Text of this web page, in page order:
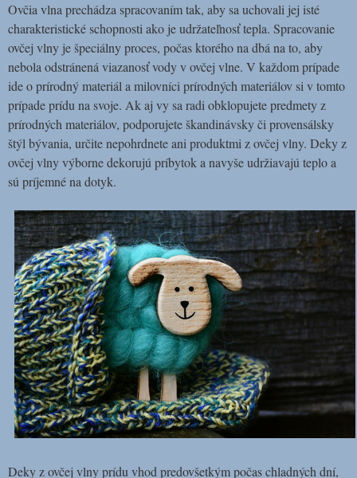
Ovčia vlna prechádza spracovaním tak, aby sa uchovali jej isté
charakteristické schopnosti ako je udržateľnosť tepla. Spracovanie
ovčej vlny je špeciálny proces, počas ktorého na dbá na to, aby
nebola odstránená viazanosť vody v ovčej vlne. V každom prípade
ide o prírodný materiál a milovníci prírodných materiálov si v tomto
prípade prídu na svoje. Ak aj vy sa radi obklopujete predmety z
prírodných materiálov, podporujete škandinávsky či provensálsky
štýl bývania, určite nepohrdnete ani produktmi z ovčej vlny. Deky z
ovčej vlny výborne dekorujú príbytok a navyše udržiavajú teplo a
sú príjemné na dotyk.
Deky z ovčej vlny prídu vhod predovšetkým počas chladných dní,